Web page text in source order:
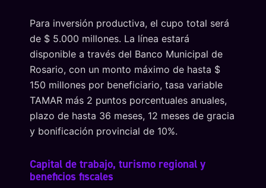
Para inversión productiva, el cupo total será
de $ 5.000 millones. La línea estará
disponible a través del Banco Municipal de
Rosario, con un monto máximo de hasta $
150 millones por beneficiario, tasa variable
TAMAR más 2 puntos porcentuales anuales,
plazo de hasta 36 meses, 12 meses de gracia
y bonificación provincial de 10%.
Capital de trabajo, turismo regional y
beneficios fiscales